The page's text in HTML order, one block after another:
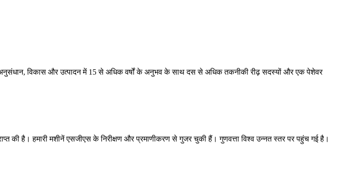
विकास और उत्पादन में 15 से अधिक वर्षों के अनुभव के साथ दस से अधिक तकनीकी रीढ़ सदस्यों और एक पेशेवर
की है। हमारी मशीनें एसजीएस के निरीक्षण और प्रमाणीकरण से गुजर चुकी हैं। गुणवत्ता विश्व उन्नत स्तर पर पहुंच गई है।